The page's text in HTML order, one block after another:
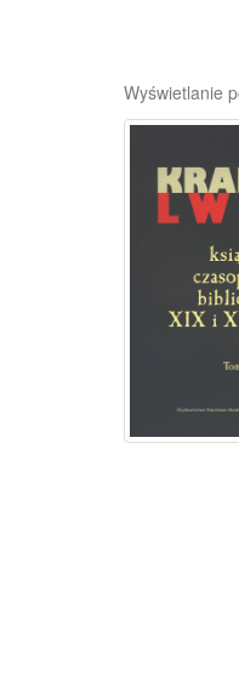
Wyświetlanie